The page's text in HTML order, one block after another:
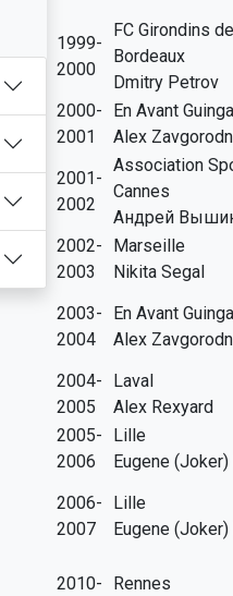
1999-
2000
FC Girondins de
Bordeaux
Dmitry Petrov
2000-
2001
En Avant
Alex
2001-
2002
Association
Cannes
Андрей
2002-
2003
Marseille
Nikita Segal
2003-
2004
En Avant
Alex
2004-
2005
Laval
Alex Rexyard
2005-
2006
Lille
Eugene
2006-
2007
Lille
Eugene
2010-
Rennes